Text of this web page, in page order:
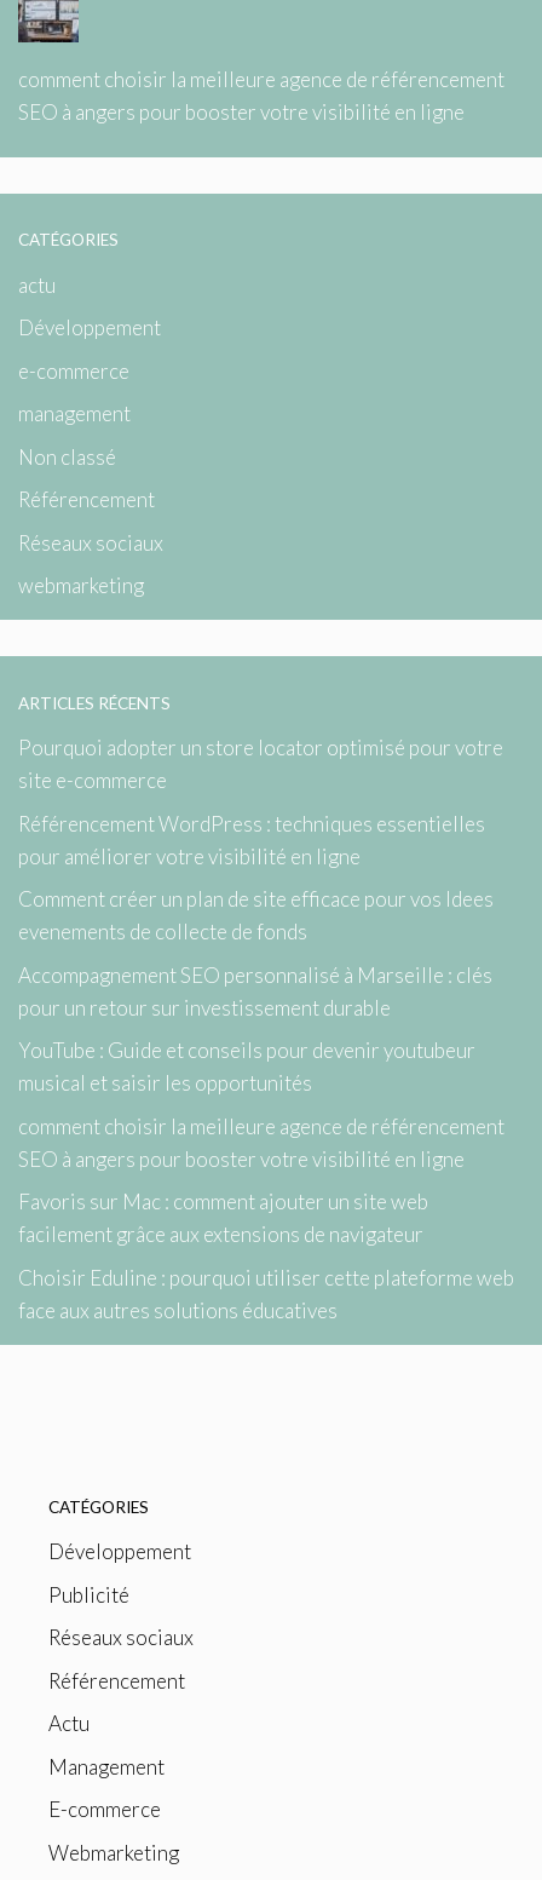
comment choisir la meilleure agence de référencement
SEO à angers pour booster votre visibilité en ligne
CATÉGORIES
actu
Développement
e-commerce
management
Non classé
Référencement
Réseaux sociaux
webmarketing
ARTICLES RÉCENTS
Pourquoi adopter un store locator optimisé pour votre
site e-commerce
Référencement WordPress : techniques essentielles
pour améliorer votre visibilité en ligne
Comment créer un plan de site efficace pour vos Idees
evenements de collecte de fonds
Accompagnement SEO personnalisé à Marseille : clés
pour un retour sur investissement durable
YouTube : Guide et conseils pour devenir youtubeur
musical et saisir les opportunités
comment choisir la meilleure agence de référencement
SEO à angers pour booster votre visibilité en ligne
Favoris sur Mac : comment ajouter un site web
facilement grâce aux extensions de navigateur
Choisir Eduline : pourquoi utiliser cette plateforme web
face aux autres solutions éducatives
CATÉGORIES
Développement
Publicité
Réseaux sociaux
Référencement
Actu
Management
E-commerce
Webmarketing